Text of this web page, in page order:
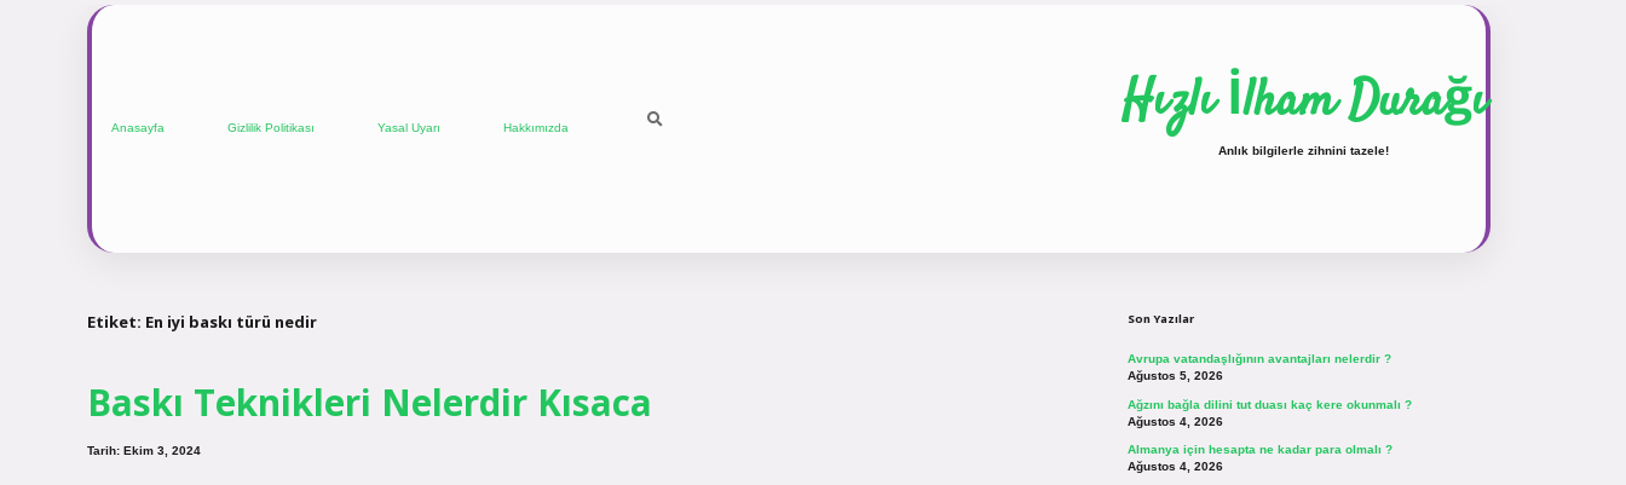
Anasayfa Gizlilik Politikası Yasal Uyarı Hakkımızda Hızlı İlham Durağı
Anlık bilgilerle zihnini tazele!
Etiket: En iyi baskı türü nedir
Baskı Teknikleri Nelerdir Kısaca
Tarih: Ekim 3, 2024
Son Yazılar
Avrupa vatandaşlığının avantajları nelerdir ?
Ağustos 5, 2026
Ağzını bağla dilini tut duası kaç kere okunmalı ?
Ağustos 4, 2026
Almanya için hesapta ne kadar para olmalı ?
Ağustos 4, 2026